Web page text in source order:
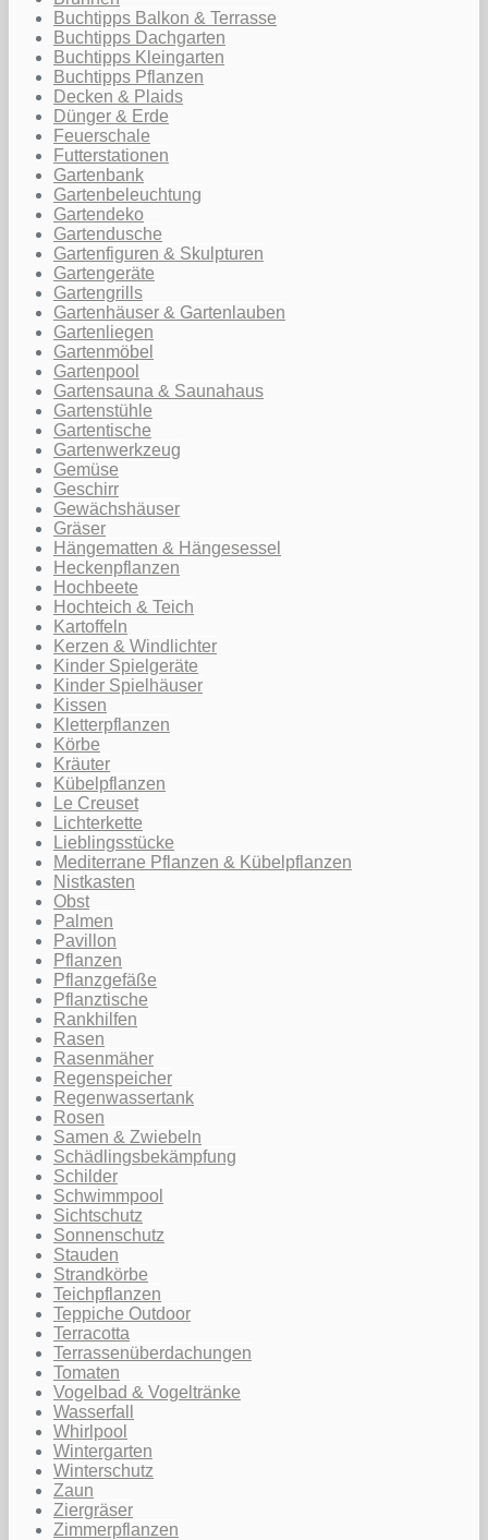
Buchtipps Balkon & Terrasse
Buchtipps Dachgarten
Buchtipps Kleingarten
Buchtipps Pflanzen
Decken & Plaids
Dünger & Erde
Feuerschale
Futterstationen
Gartenbank
Gartenbeleuchtung
Gartendeko
Gartendusche
Gartenfiguren & Skulpturen
Gartengeräte
Gartengrills
Gartenhäuser & Gartenlauben
Gartenliegen
Gartenmöbel
Gartenpool
Gartensauna & Saunahaus
Gartenstühle
Gartentische
Gartenwerkzeug
Gemüse
Geschirr
Gewächshäuser
Gräser
Hängematten & Hängesessel
Heckenpflanzen
Hochbeete
Hochteich & Teich
Kartoffeln
Kerzen & Windlichter
Kinder Spielgeräte
Kinder Spielhäuser
Kissen
Kletterpflanzen
Körbe
Kräuter
Kübelpflanzen
Le Creuset
Lichterkette
Lieblingsstücke
Mediterrane Pflanzen & Kübelpflanzen
Nistkasten
Obst
Palmen
Pavillon
Pflanzen
Pflanzgefäße
Pflanztische
Rankhilfen
Rasen
Rasenmäher
Regenspeicher
Regenwassertank
Rosen
Samen & Zwiebeln
Schädlingsbekämpfung
Schilder
Schwimmpool
Sichtschutz
Sonnenschutz
Stauden
Strandkörbe
Teichpflanzen
Teppiche Outdoor
Terracotta
Terrassenüberdachungen
Tomaten
Vogelbad & Vogeltränke
Wasserfall
Whirlpool
Wintergarten
Winterschutz
Zaun
Ziergräser
Zimmerpflanzen